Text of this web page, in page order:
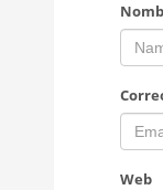
Web